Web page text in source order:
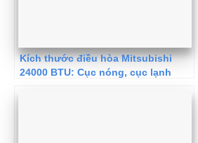
Kích thước điều hòa Mitsubishi
24000 BTU: Cục nóng, cục lạnh